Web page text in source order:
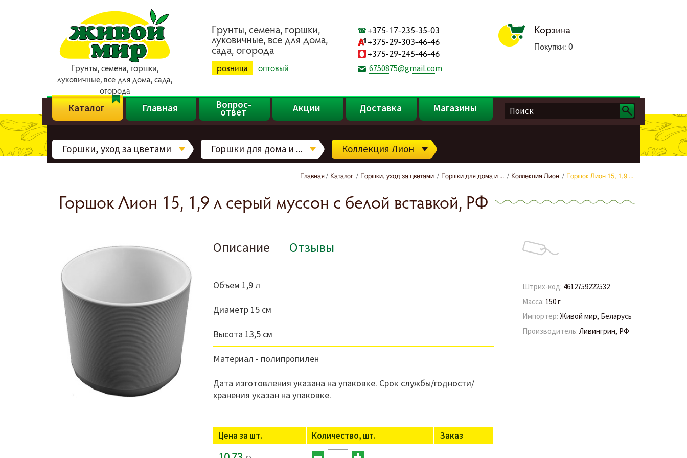
Гpyнты, ceмeнa, гopшки,
лyкoвичныe, вce для дoмa, caдa,
oгopoдa
Гpyнты, ceмeнa, гopшки,
лyкoвичныe, вce для дoмa,
caдa, oгopoдa
розница оптовый
+375-17-235-35-03
+375-29-303-46-46
+375-29-245-46-46
6750875@gmail.com
Корзина
Покупки:0
Каталог Главная Вопрос-
ответ Акции Доставка Магазины
Горшки, уход за цветами Горшки для дома и ... Коллекция Лион
Главная Каталог Горшки, уход за цветами Горшки для дома и ... Коллекция Лион Горшок Лион 15, 1,9 ...
Горшок Лион 15, 1,9 л серый муссон с белой вставкой, РФ
Штрих-код: 4612759222532
Масса: 150 г
Импортер: Живой мир, Беларусь
Производитель: Ливингрин, РФ
Описание Отзывы
Объем 1,9 л
Диаметр 15 см
Высота 13,5 см
Материал - полипропилен
Дата изготовления указана на упаковке. Срок службы/годности/
хранения указан на упаковке.
Цена за шт. Количество, шт. Заказ